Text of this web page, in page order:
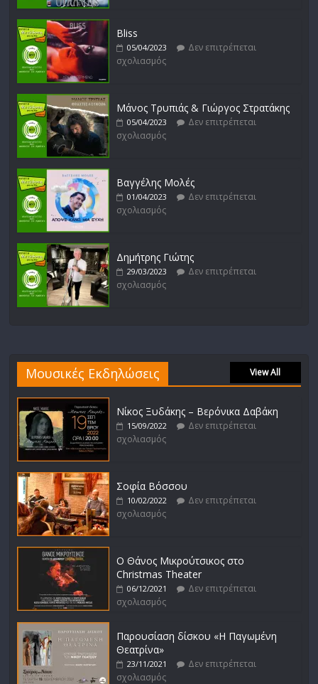
Bliss
05/04/2023
Δεν επιτρέπεται
σχολιασμός
Μάνος Τρυπιάς & Γιώργος Στρατάκης
05/04/2023
Δεν επιτρέπεται
σχολιασμός
Βαγγέλης Μολές
01/04/2023
Δεν επιτρέπεται
σχολιασμός
Δημήτρης Γιώτης
29/03/2023
Δεν επιτρέπεται
σχολιασμός
Μουσικές Εκδηλώσεις View All
Νίκος Ξυδάκης – Βερόνικα Δαβάκη
15/09/2022
Δεν επιτρέπεται
σχολιασμός
Σοφία Βόσσου
10/02/2022
Δεν επιτρέπεται
σχολιασμός
Ο Θάνος Μικρούτσικος στο
Christmas Theater
06/12/2021
Δεν επιτρέπεται
σχολιασμός
Παρουσίαση δίσκου «Η Παγωμένη
Θεατρίνα»
23/11/2021
Δεν επιτρέπεται
σχολιασμός